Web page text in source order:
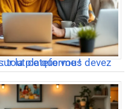
que vous devez savoir sur la plateforme !